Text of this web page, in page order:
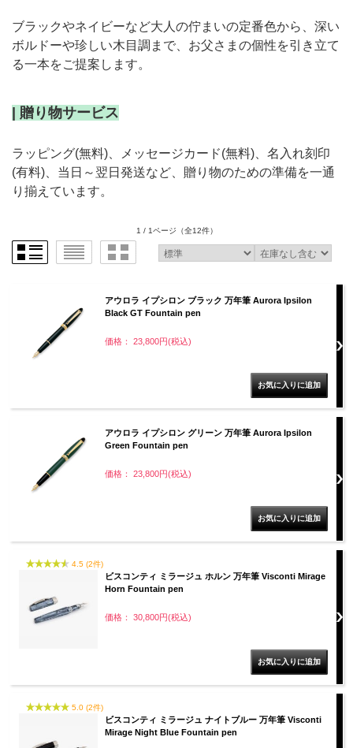
ブラックやネイビーなど大人の佇まいの定番色から、深い
ボルドーや珍しい木目調まで、お父さまの個性を引き立て
る一本をご提案します。
| 贈り物サービス
ラッピング(無料)、メッセージカード(無料)、名入れ刻印
(有料)、当日～翌日発送など、贈り物のための準備を一通
り揃えています。
1 / 1ページ （全12件）
アウロラ イプシロン ブラック 万年筆 Aurora Ipsilon
Black GT Fountain pen
価格： 23,800円(税込)
アウロラ イプシロン グリーン 万年筆 Aurora Ipsilon
Green Fountain pen
価格： 23,800円(税込)
4.5 (2件)
ビスコンティ ミラージュ ホルン 万年筆 Visconti Mirage
Horn Fountain pen
価格： 30,800円(税込)
5.0 (2件)
ビスコンティ ミラージュ ナイトブルー 万年筆 Visconti
Mirage Night Blue Fountain pen